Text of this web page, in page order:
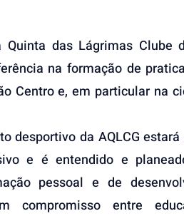
das Lágrimas Clube
na formação de
Centro e, em particular na
desportivo da AQLCG estará
e é entendido e
pessoal e de
compromisso entre